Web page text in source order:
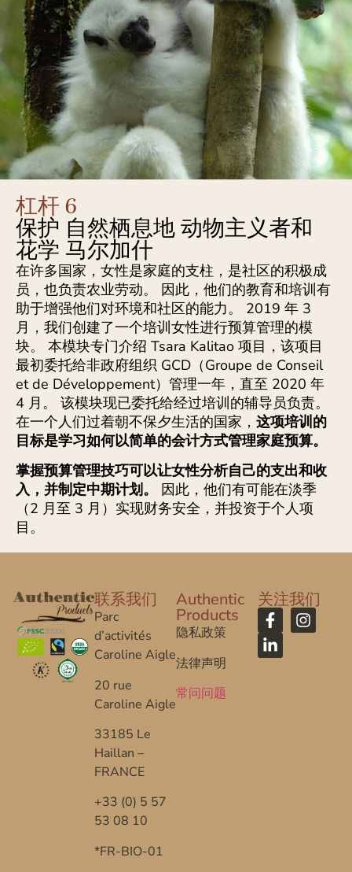
杠杆 6
保护 自然栖息地 动物主义者和
花学 马尔加什
在许多国家，女性是家庭的支柱，是社区的积极成
员，也负责农业劳动。 因此，他们的教育和培训有
助于增强他们对环境和社区的能力。 2019 年 3
月，我们创建了一个培训女性进行​​预算管理的模
块。 本模块专门介绍 Tsara Kalitao 项目，该项目
最初委托给非政府组织 GCD（Groupe de Conseil
et de Développement）管理一年，直至 2020 年
4 月。 该模块现已委托给经过培训的辅导员负责。
在一个人们过着朝不保夕生活的国家， 这项培训的
目标是学习如何以简单的会计方式管理家庭预算。
掌握预算管理技巧可以让女性分析自己的支出和收
入，并制定中期计划。
因此，他们有可能在淡季
（2 月至 3 月）实现财务安全，并投资于个人项
目。
联系我们
Parc
d’activités
Caroline Aigle
20 rue
Caroline Aigle
33185 Le
Haillan –
FRANCE
+33 (0) 5 57
53 08 10
*FR-BIO-01
Authentic
Products
隐私政策
法律声明
常问问题
关注我们